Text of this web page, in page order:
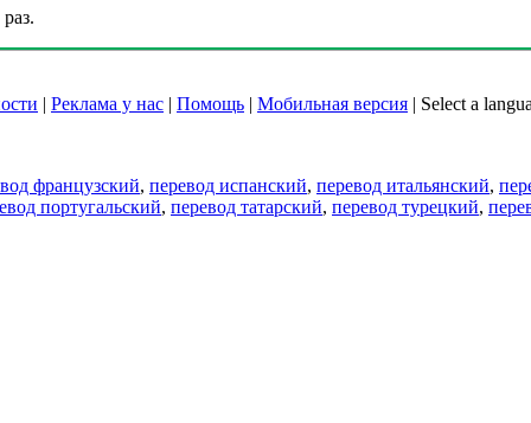
| Реклама у нас | Помощь | Мобильная версия | Select a
французский, перевод испанский, перевод итальянский,
португальский, перевод татарский, перевод турецкий,